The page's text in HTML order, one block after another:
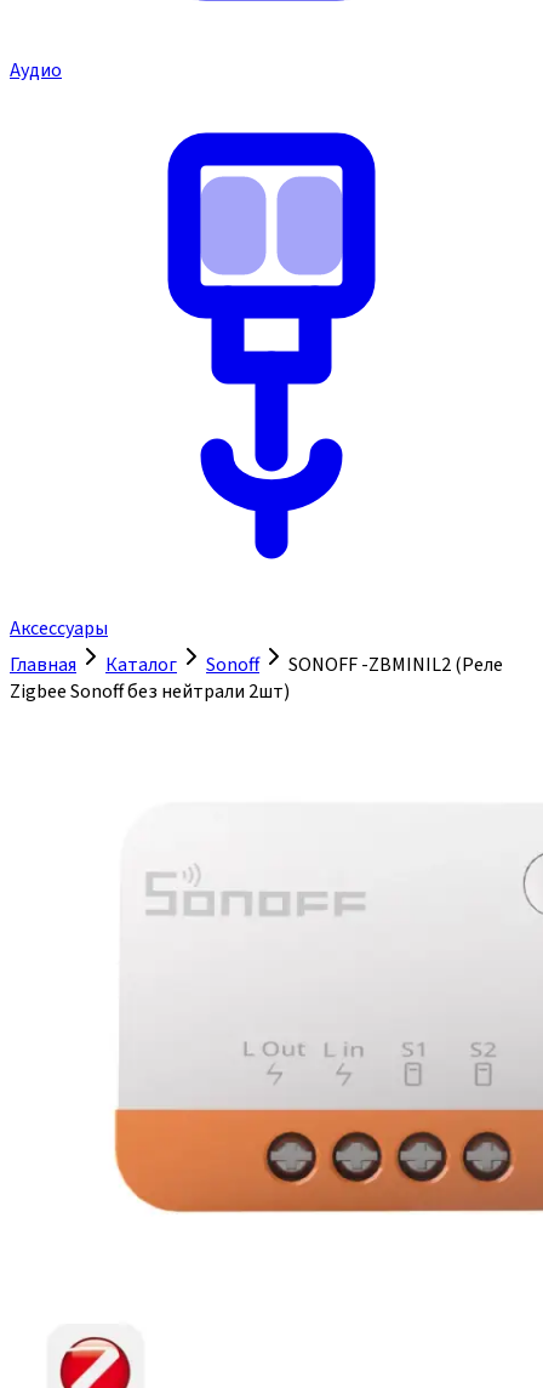
Аудио
Аксессуары
Главная
Каталог Sonoff
SONOFF -ZBMINIL2 (Реле
Zigbee Sonoff без нейтрали 2шт)